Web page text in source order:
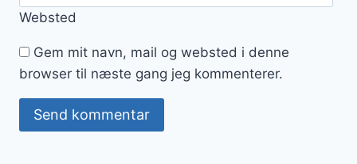
Websted
Gem mit navn, mail og websted i denne
browser til næste gang jeg kommenterer.